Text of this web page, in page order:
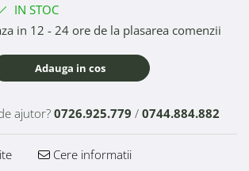
IN STOC
in 12 - 24 ore de la plasarea comenzii
Adauga in cos
ajutor? 0726.925.779 / 0744.884.882
Cere informatii